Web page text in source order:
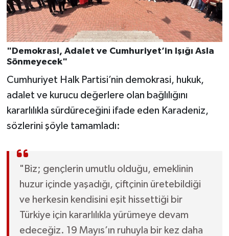
"Demokrasi, Adalet ve Cumhuriyet’in Işığı Asla
Sönmeyecek"
Cumhuriyet Halk Partisi’nin demokrasi, hukuk,
adalet ve kurucu değerlere olan bağlılığını
kararlılıkla sürdüreceğini ifade eden Karadeniz,
sözlerini şöyle tamamladı:
"Biz; gençlerin umutlu olduğu, emeklinin
huzur içinde yaşadığı, çiftçinin üretebildiği
ve herkesin kendisini eşit hissettiği bir
Türkiye için kararlılıkla yürümeye devam
edeceğiz. 19 Mayıs’ın ruhuyla bir kez daha